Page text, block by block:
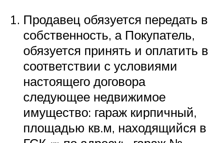
Продавец обязуется передать в
собственность, а Покупатель,
обязуется принять и оплатить в
соответствии с условиями
настоящего договора
следующее недвижимое
имущество: гараж кирпичный,
площадью кв.м, находящийся в